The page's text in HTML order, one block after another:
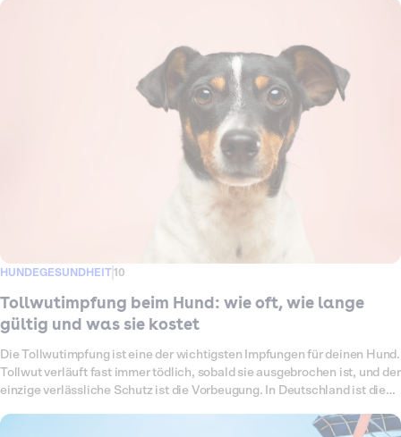
HUNDEGESUNDHEIT 10
Tollwutimpfung beim Hund: wie oft, wie lange
gültig und was sie kostet
Die Tollwutimpfung ist eine der wichtigsten Impfungen für deinen Hund.
Tollwut verläuft fast immer tödlich, sobald sie ausgebrochen ist, und der
einzige verlässliche Schutz ist die Vorbeugung. In Deutschland ist die
diesem Ratgeber erfährst du, ob dein Hund die Impfung braucht, wie oft